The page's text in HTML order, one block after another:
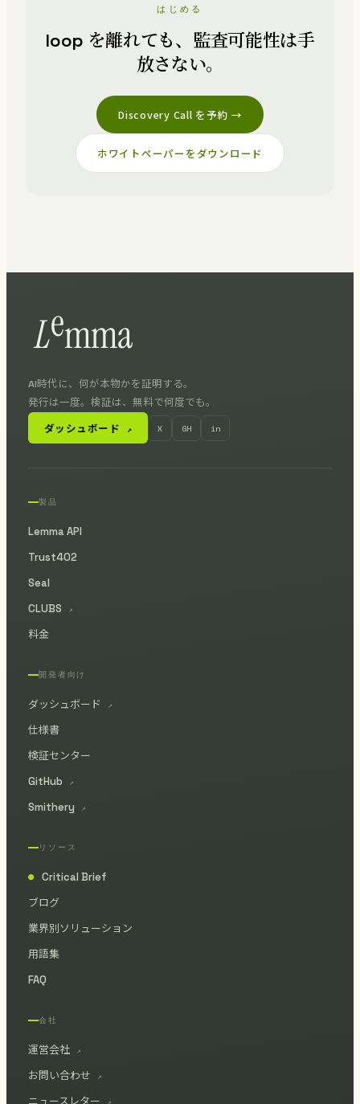
はじめる
loop を離れても、監査可能性は手
放さない。
Discovery Call を予約 →
ホワイトペーパーをダウンロード
AI時代に、何が本物かを証明する。
発行は一度。検証は、無料で何度でも。
ダッシュボード ↗ X GH in
製品
Lemma API
Trust402
Seal
CLUBS
↗
料金
開発者向け
ダッシュボード ↗
仕様書
検証センター
GitHub
↗
Smithery ↗
リソース
●
Critical Brief
ブログ
業界別ソリューション
用語集
FAQ
会社
運営会社 ↗
お問い合わせ ↗
ニュースレター